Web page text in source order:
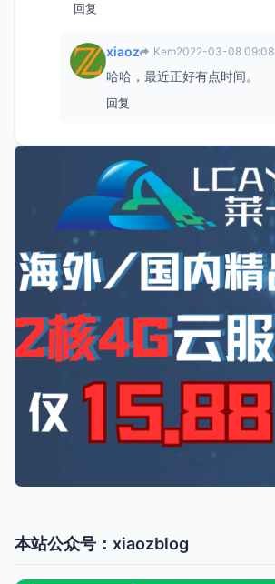
回复
xiaoz Kem2022-03-08 09:08
哈哈，最近正好有点时间。
回复
本站公众号：xiaozblog